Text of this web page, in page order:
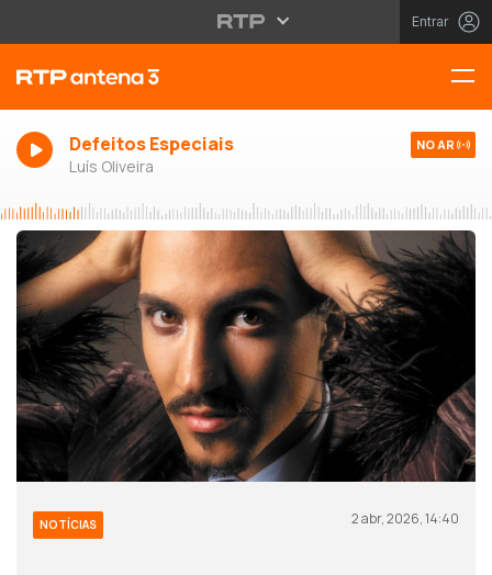
Entrar
Defeitos Especiais
Luís Oliveira
NO AR
NOTÍCIAS 2 abr, 2026, 14:40